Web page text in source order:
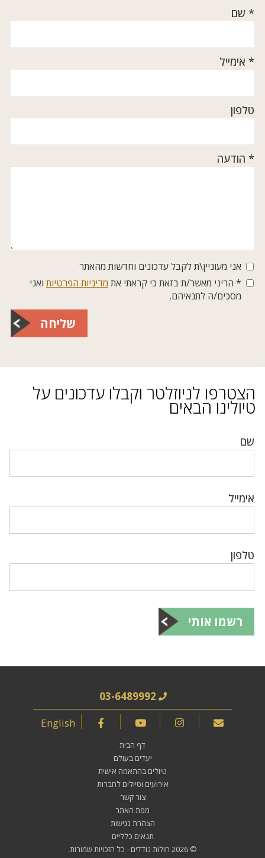
* שם
* אימייל
טלפון
* הודעה
אני מעוניין\ת לקבל עדכונים וחדשות מהאתר
* הריני מאשר/ת בזאת כי קראתי את מדיניות הפרטיות ואני
מסכים/ה לתנאיהם.
שליחה
הצטרפו לניוזלטר וקבלו עדכונים על
טיולינו הבאים
שם
אימייל
טלפון
רשמו אותי
03-6489992
English
דף הבית
יעדים בעולם
טיולים בהתאמה אישית
אירועים וטיולים לחברות
צור קשר
מפת האתר
הצהרת נגישות
תנאים כלליים
© 2026
חולות נודדים - כל הזכויות שמורות.